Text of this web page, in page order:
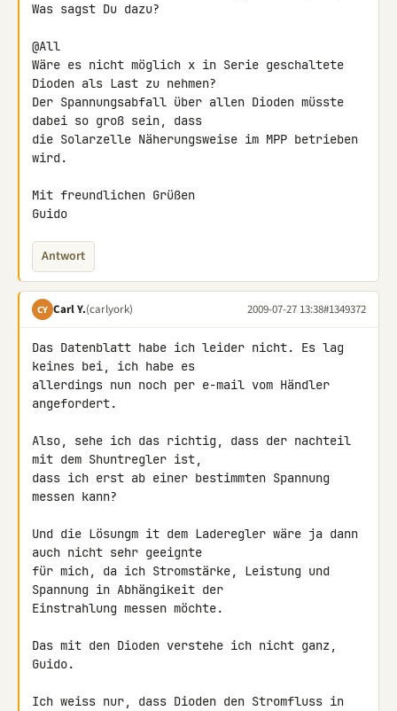
Was sagst Du dazu?
@All
Wäre es nicht möglich x in Serie geschaltete
Dioden als Last zu nehmen?
Der Spannungsabfall über allen Dioden müsste
dabei so groß sein, dass
die Solarzelle Näherungsweise im MPP betrieben
wird.
Mit freundlichen Grüßen
Guido
Antwort
CY Carl Y.(carlyork) 2009-07-27 13:38#1349372
Das Datenblatt habe ich leider nicht. Es lag
keines bei, ich habe es
allerdings nun noch per e-mail vom Händler
angefordert.
Also, sehe ich das richtig, dass der nachteil
mit dem Shuntregler ist,
dass ich erst ab einer bestimmten Spannung
messen kann?
Und die Lösungm it dem Laderegler wäre ja dann
auch nicht sehr geeignte
für mich, da ich Stromstärke, Leistung und
Spannung in Abhängikeit der
Einstrahlung messen möchte.
Das mit den Dioden verstehe ich nicht ganz,
Guido.
Ich weiss nur, dass Dioden den Stromfluss in